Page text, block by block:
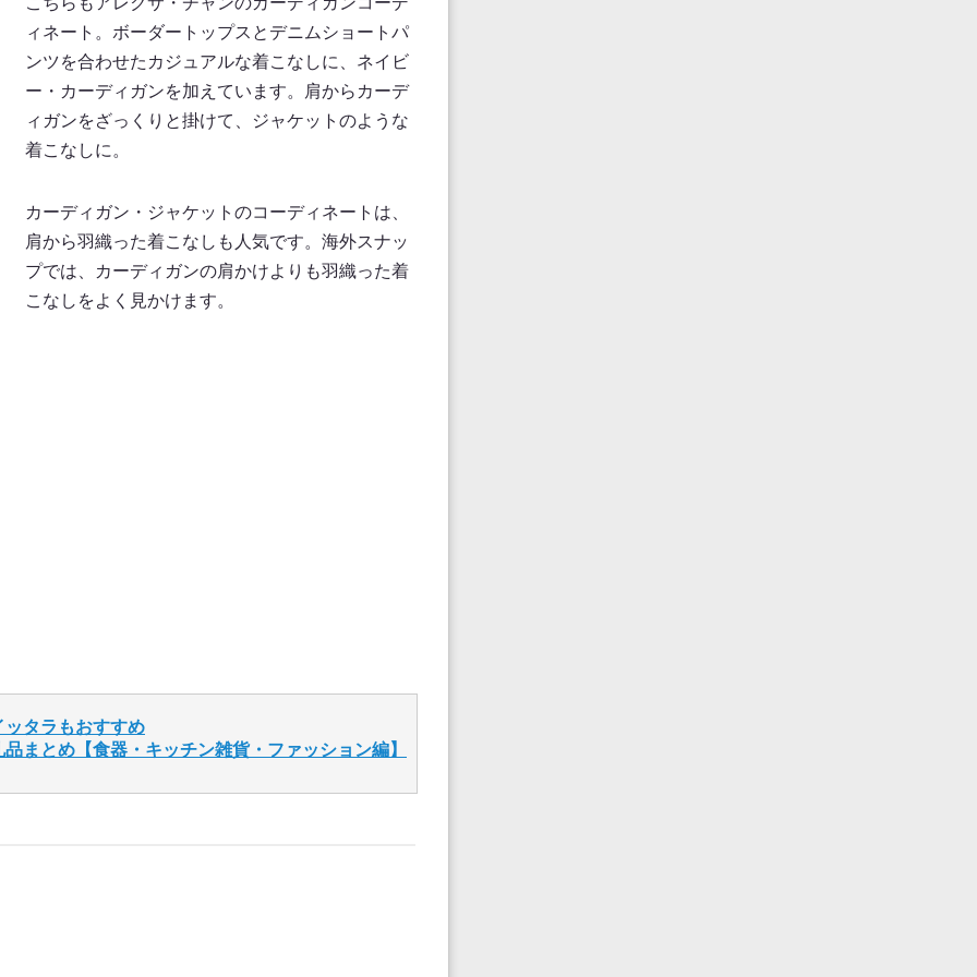
ィネート。ボーダートップスとデニムショートパ
ンツを合わせたカジュアルな着こなしに、ネイビ
ー・カーディガンを加えています。肩からカーデ
ィガンをざっくりと掛けて、ジャケットのような
着こなしに。
カーディガン・ジャケットのコーディネートは、
肩から羽織った着こなしも人気です。海外スナッ
プでは、カーディガンの肩かけよりも羽織った着
こなしをよく見かけます。
タラもおすすめ
まとめ【食器・キッチン雑貨・ファッション編】